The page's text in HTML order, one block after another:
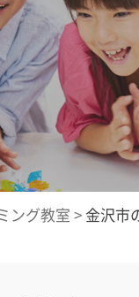
ング教室 > 金沢市